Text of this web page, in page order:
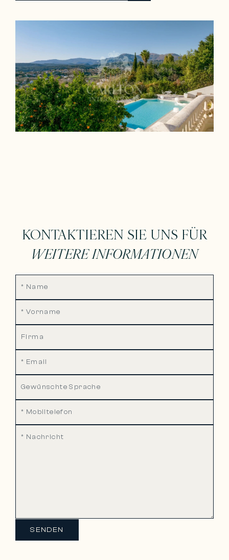
KONTAKTIEREN SIE UNS FÜR
WEITERE INFORMATIONEN
SENDEN